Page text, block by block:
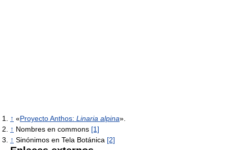
↑ «Proyecto Anthos: Linaria alpina».
↑ Nombres en commons [1]
↑ Sinónimos en Tela Botánica [2]